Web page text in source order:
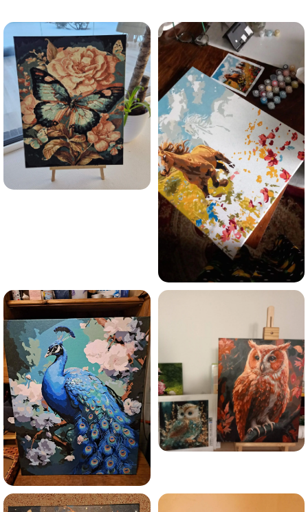
Esmu iepazinies ar GleznoPats.lv privātuma politiku un
piekrītu tai
GleznoPats.lvPrivātuma politika
SAŅEMT -10%